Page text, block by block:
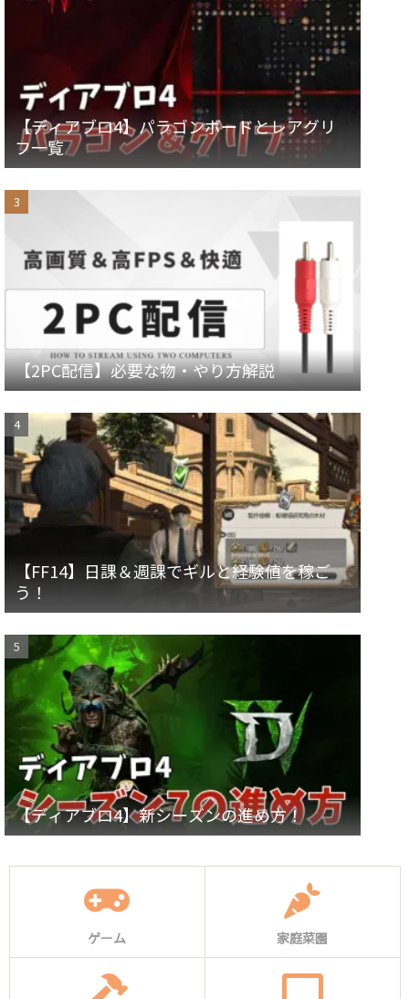
【ディアブロ4】パラゴンボードとレアグリ
フ一覧
【2PC配信】必要な物・やり方解説
【FF14】日課＆週課でギルと経験値を稼ご
う！
【ディアブロ4】新シーズンの進め方！
ゲーム 家庭菜園